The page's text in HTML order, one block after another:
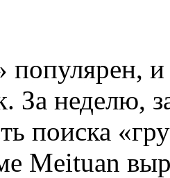
популярен,
За неделю,
поиска
Meituan